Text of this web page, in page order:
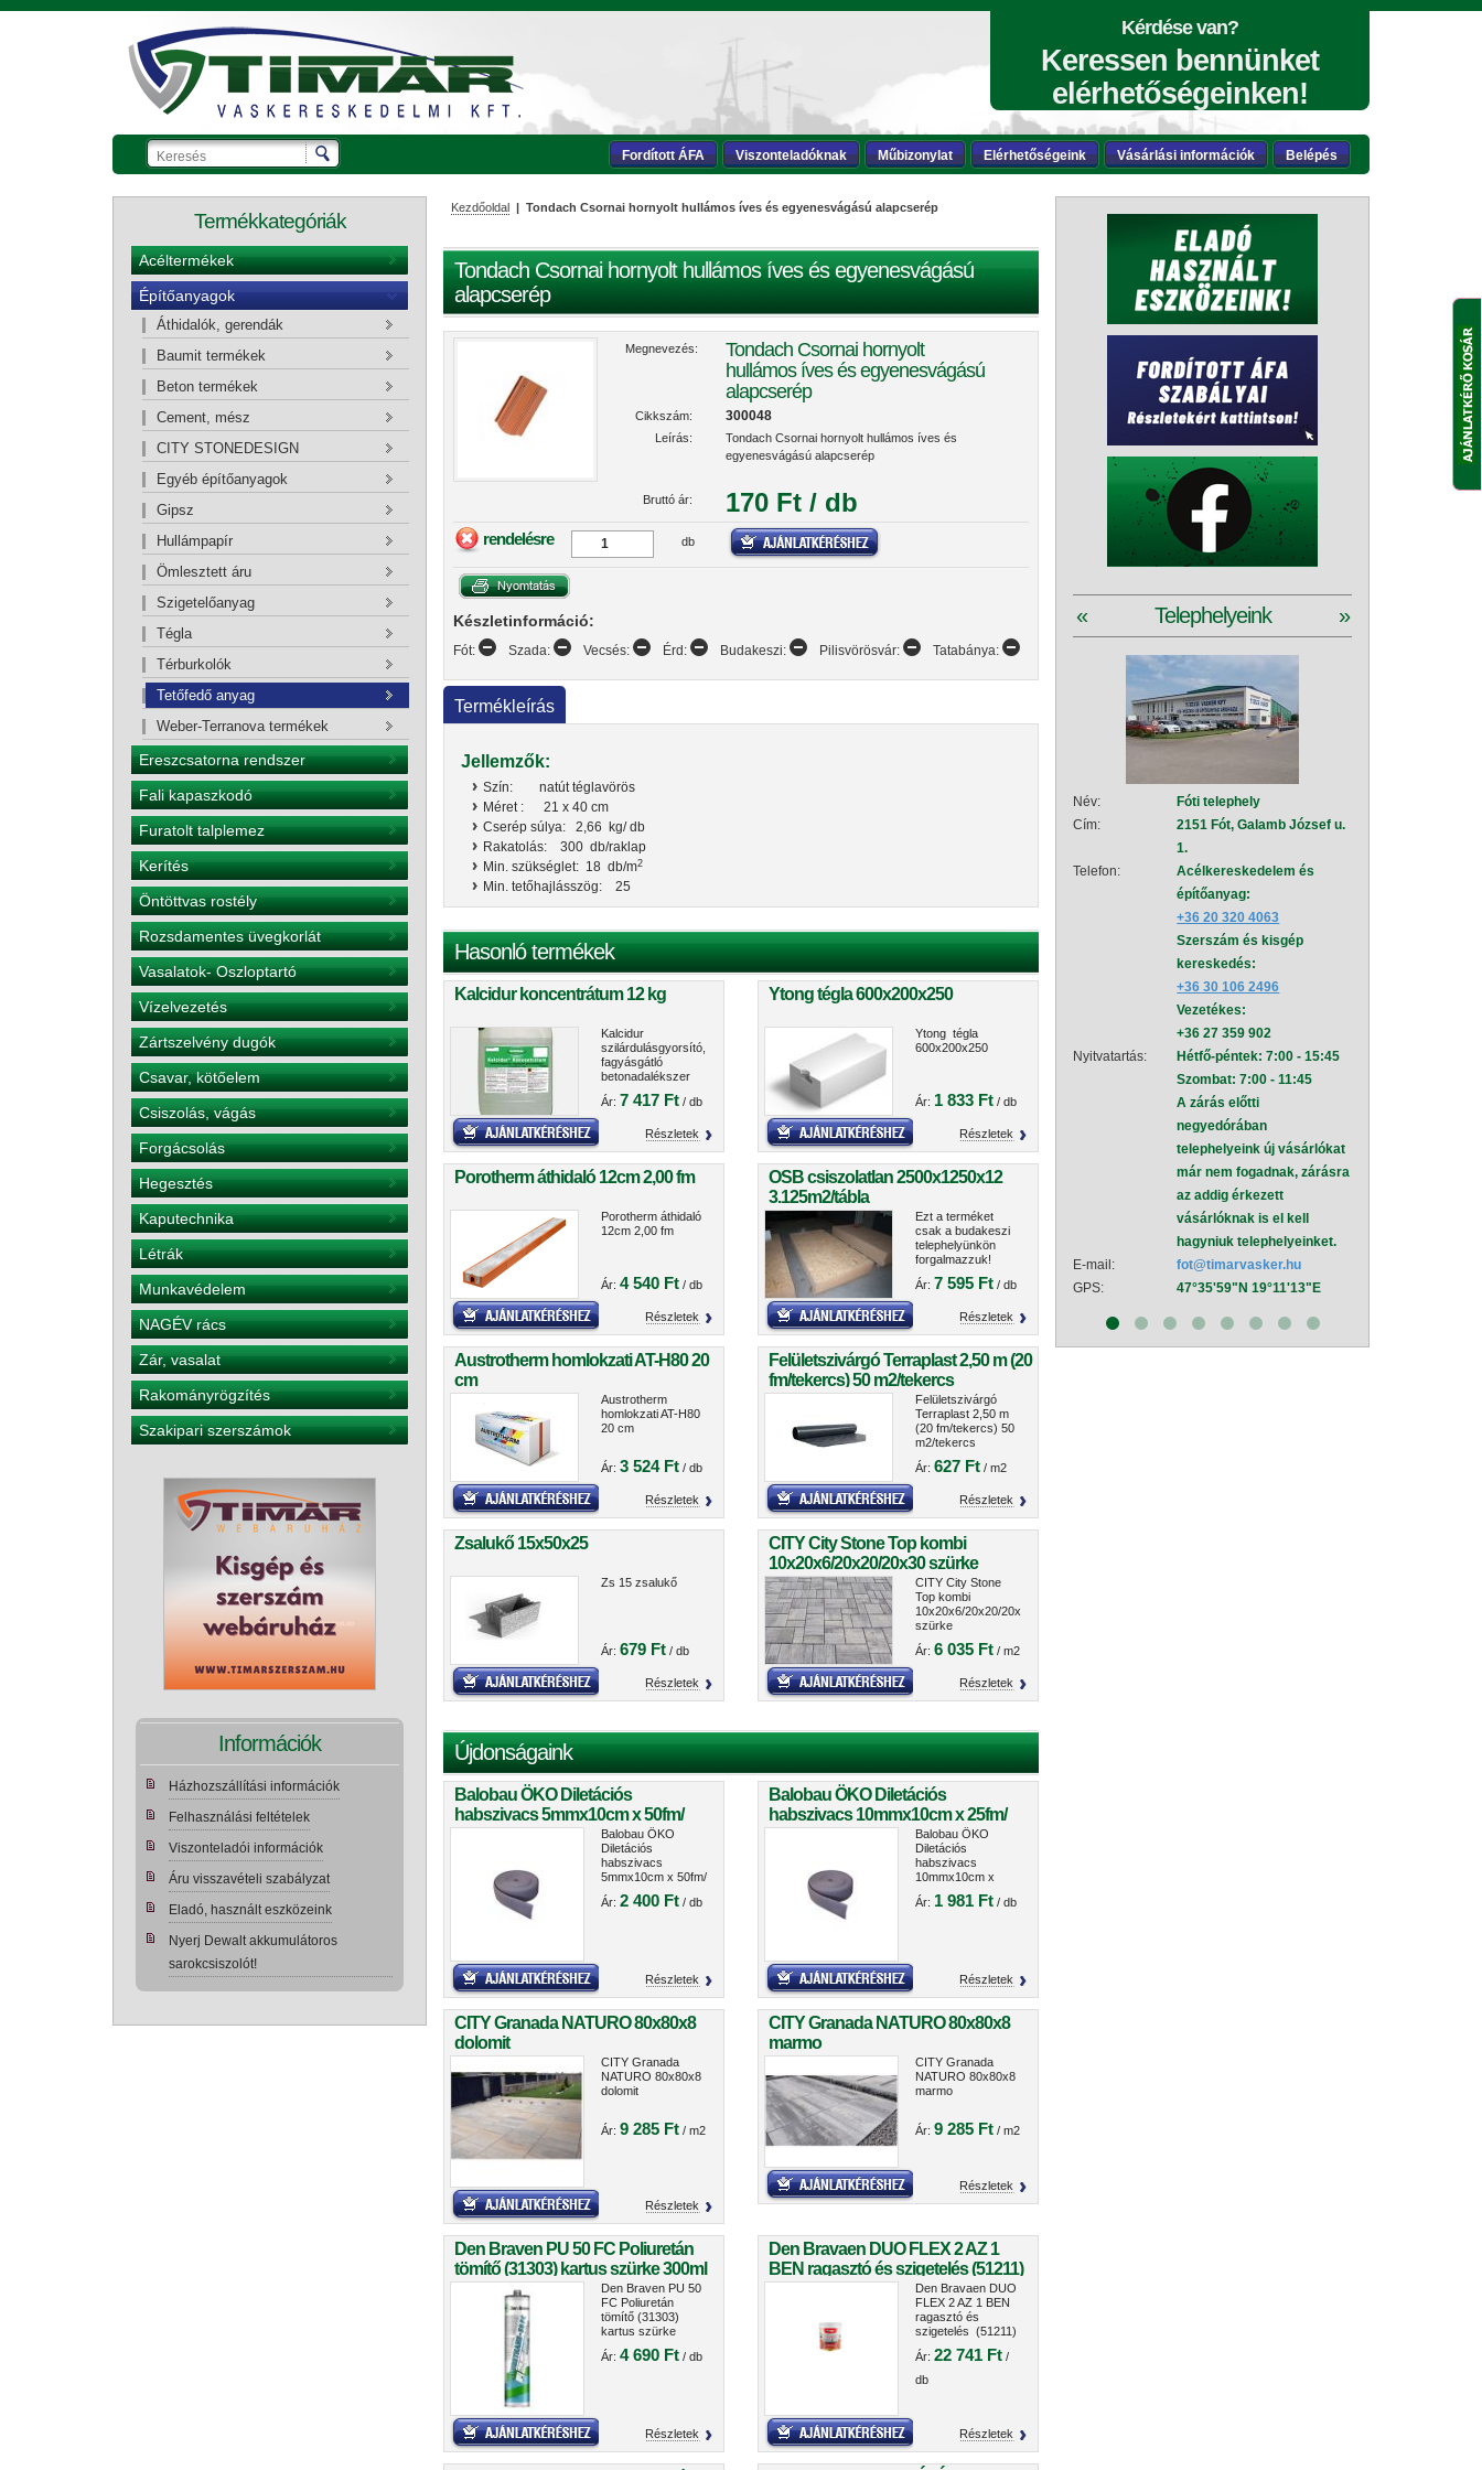
Kérdése van?
Keressen bennünket
elérhetőségeinken!
Fordított ÁFA Viszonteladóknak Műbizonylat Elérhetőségeink Vásárlási információk Belépés
Termékkategóriák
Acéltermékek
Építőanyagok
Áthidalók, gerendák
Baumit termékek
Beton termékek
Cement, mész
CITY STONEDESIGN
Egyéb építőanyagok
Gipsz
Hullámpapír
Ömlesztett áru
Szigetelőanyag
Tégla
Térburkolók
Tetőfedő anyag
Weber-Terranova termékek
Ereszcsatorna rendszer
Fali kapaszkodó
Furatolt talplemez
Kerítés
Öntöttvas rostély
Rozsdamentes üvegkorlát
Vasalatok- Oszloptartó
Vízelvezetés
Zártszelvény dugók
Csavar, kötőelem
Csiszolás, vágás
Forgácsolás
Hegesztés
Kaputechnika
Létrák
Munkavédelem
NAGÉV rács
Zár, vasalat
Rakományrögzítés
Szakipari szerszámok
Információk
Házhozszállítási információk
Felhasználási feltételek
Viszonteladói információk
Áru visszavételi szabályzat
Eladó, használt eszközeink
Nyerj Dewalt akkumulátoros
sarokcsiszolót!
Kezdőoldal | Tondach Csornai hornyolt hullámos íves és egyenesvágású alapcserép
Tondach Csornai hornyolt hullámos íves és egyenesvágású
alapcserép
Megnevezés:
Tondach Csornai hornyolt
hullámos íves és egyenesvágású
alapcserép
Cikkszám: 300048
Leírás:
Tondach Csornai hornyolt hullámos íves és
egyenesvágású alapcserép
Bruttó ár: 170 Ft / db
rendelésre db
Készletinformáció:
Fót: Szada: Vecsés: Érd: Budakeszi: Pilisvörösvár: Tatabánya:
Termékleírás
Jellemzők:
Szín: natút téglavörös
Méret : 21 x 40 cm
Cserép súlya: 2,66 kg/ db
Rakatolás: 300 db/raklap
Min. szükséglet: 18 db/m2
Min. tetőhajlásszög: 25
Hasonló termékek
Kalcidur koncentrátum 12 kg
Kalcidur
szilárdulásgyorsító,
fagyásgátló
betonadalékszer
Ár: 7 417 Ft/ db
Részletek
Ytong tégla 600x200x250
Ytong tégla
600x200x250
Ár: 1 833 Ft/ db
Részletek
Porotherm áthidaló 12cm 2,00 fm
Porotherm áthidaló
12cm 2,00 fm
Ár: 4 540 Ft/ db
Részletek
OSB csiszolatlan 2500x1250x12
3.125m2/tábla
Ezt a terméket
csak a budakeszi
telephelyünkön
forgalmazzuk!
Ár: 7 595 Ft/ db
Részletek
Austrotherm homlokzati AT-H80 20
cm
Austrotherm
homlokzati AT-H80
20 cm
Ár: 3 524 Ft/ db
Részletek
Felületszivárgó Terraplast 2,50 m (20
fm/tekercs) 50 m2/tekercs
Felületszivárgó
Terraplast 2,50 m
(20 fm/tekercs) 50
m2/tekercs
Ár: 627 Ft/ m2
Részletek
Zsalukő 15x50x25
Zs 15 zsalukő
Ár: 679 Ft/ db
Részletek
CITY City Stone Top kombi
10x20x6/20x20/20x30 szürke
CITY City Stone
Top kombi
10x20x6/20x20/20x30
szürke
Ár: 6 035 Ft/ m2
Részletek
Újdonságaink
Balobau ÖKO Diletációs
habszivacs 5mmx10cm x 50fm/
tekercs
Balobau ÖKO
Diletációs
habszivacs
5mmx10cm x 50fm/
Ár: 2 400 Ft/ db
Részletek
Balobau ÖKO Diletációs
habszivacs 10mmx10cm x 25fm/
tekercs
Balobau ÖKO
Diletációs
habszivacs
10mmx10cm x
Ár: 1 981 Ft/ db
Részletek
CITY Granada NATURO 80x80x8
dolomit
CITY Granada
NATURO 80x80x8
dolomit
Ár: 9 285 Ft/ m2
Részletek
CITY Granada NATURO 80x80x8
marmo
CITY Granada
NATURO 80x80x8
marmo
Ár: 9 285 Ft/ m2
Részletek
Den Braven PU 50 FC Poliuretán
tömítő (31303) kartus szürke 300ml
Den Braven PU 50
FC Poliuretán
tömítő (31303)
kartus szürke
Ár: 4 690 Ft/ db
Részletek
Den Bravaen DUO FLEX 2 AZ 1
BEN ragasztó és szigetelés (51211)
5kg
Den Bravaen DUO
FLEX 2 AZ 1 BEN
ragasztó és
szigetelés (51211)
Ár: 22 741 Ft/
db
Részletek
Telephelyeink
« »
Név:
Fóti telephely
Cím:
2151 Fót, Galamb József u.
1.
Telefon:
Acélkereskedelem és
építőanyag:
+36 20 320 4063
Szerszám és kisgép
kereskedés:
+36 30 106 2496
Vezetékes:
+36 27 359 902
Nyitvatartás:
Hétfő-péntek: 7:00 - 15:45
Szombat: 7:00 - 11:45
A zárás előtti
negyedórában
telephelyeink új vásárlókat
már nem fogadnak, zárásra
az addig érkezett
vásárlóknak is el kell
hagyniuk telephelyeinket.
E-mail:
fot@timarvasker.hu
GPS:
47°35'59"N 19°11'13"E